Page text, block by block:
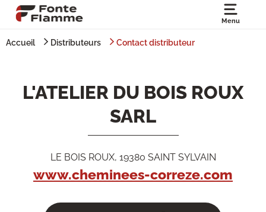
Menu
Accueil Distributeurs Contact distributeur
L'ATELIER DU BOIS ROUX
SARL
LE BOIS ROUX, 19380 SAINT SYLVAIN
www.cheminees-correze.com